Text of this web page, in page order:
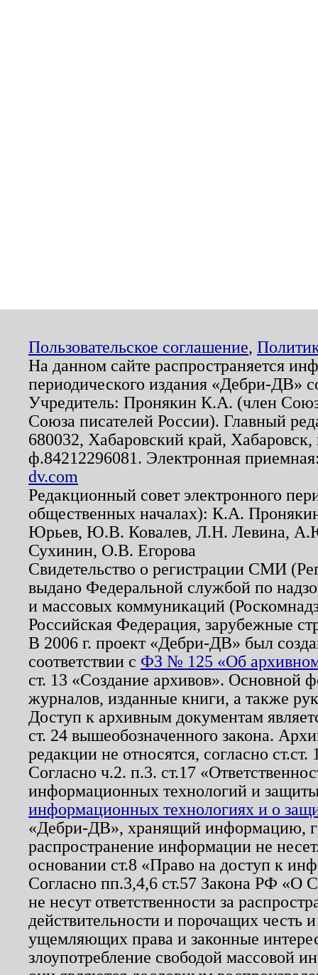
Пользовательское соглашение,
На данном сайте распространяется
периодического издания «Дебри-ДВ»
Учредитель: Пронякин К.А. (член
Союза писателей России). Главный
680032, Хабаровский край,
ф.84212296081. Электронная
dv.com
Редакционный совет электронного
общественных началах): К.А.
Юрьев, Ю.В. Ковалев, Л.Н. Левина,
Сухинин, О.В. Егорова
Свидетельство о регистрации СМИ
выдано Федеральной службой по
и массовых коммуникаций
Российская Федерация, зарубежные
В 2006 г. проект «Дебри-ДВ» был
соответствии с ФЗ № 125 «Об
ст. 13 «Создание архивов». Основной
журналов, изданные книги, а также
Доступ к архивным документам
ст. 24 вышеобозначенного закона.
редакции не относятся, согласно
Согласно ч.2. п.3. ст.17
информационных технологий и
информационных технологиях и о
«Дебри-ДВ», хранящий информацию,
распространение информации не
основании ст.8 «Право на доступ к
Согласно пп.3,4,6 ст.57 Закона РФ «О
не несут ответственности за
действительности и порочащих честь
ущемляющих права и законные
злоупотребление свободой массовой